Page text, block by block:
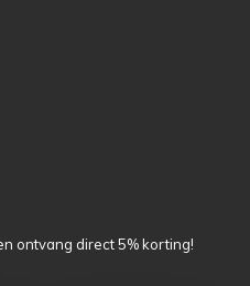
ontvang direct 5% korting!